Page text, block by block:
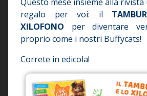
regalo per voi: il
XILOFONO per diventare
proprio come i nostri Buffycats!
Correte in edicola!